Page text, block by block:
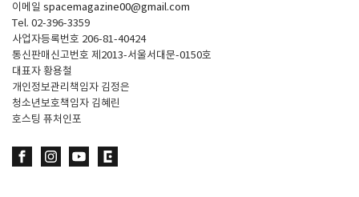
이메일 spacemagazine00@gmail.com
Tel. 02-396-3359
사업자등록번호 206-81-40424
통신판매신고번호 제2013-서울서대문-0150호
대표자 황용철
개인정보관리책임자 김정은
청소년보호책임자 김혜린
호스팅 퓨처인포